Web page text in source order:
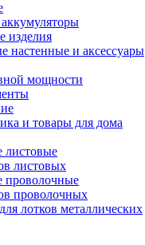
изделия
настенные и аксессуары
мощности
и товары для дома
листовые
листовых
проволочные
проволочных
лотков металлических